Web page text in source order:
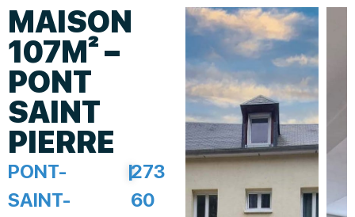
MAISON
107M² –
PONT
SAINT
PIERRE
PONT-
SAINT-
|273
60